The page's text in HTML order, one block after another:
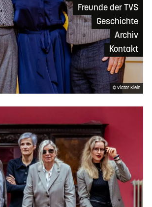
Freunde der TVS
Geschichte
Archiv
Kontakt
© Victor Klein